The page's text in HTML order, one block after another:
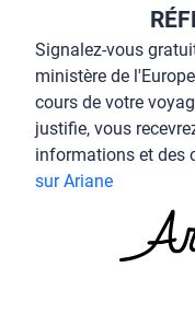
Signalez-vous
ministère de
cours de votre
justifie, vous
informations et des
sur Ariane